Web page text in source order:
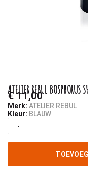
ATELIER REBUL BOSPHORUS
€ 11,00
Merk: ATELIER REBUL
Kleur: BLAUW